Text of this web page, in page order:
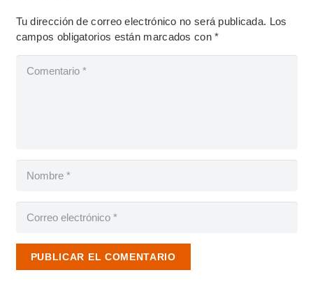
Tu dirección de correo electrónico no será publicada. Los
campos obligatorios están marcados con*
PUBLICAR EL COMENTARIO